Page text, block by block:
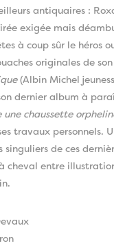
antiquaires :
exigée mais
à coup sûr le héros
originales de
(Albin Michel
dernier album à
une chaussette
travaux personnels.
singuliers de ces
cheval entre